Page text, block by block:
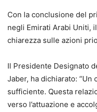
Con la conclusione del
negli Emirati Arabi Uniti,
chiarezza sulle azioni
Il Presidente Designato
Jaber, ha dichiarato: “Un
sufficiente. Questa
verso l’attuazione e